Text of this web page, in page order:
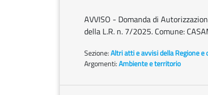
AVVISO - Domanda di
della L.R. n. 7/2025. Comune:
Sezione:Altri atti e avvisi della Regione
Argomenti:Ambiente e territorio